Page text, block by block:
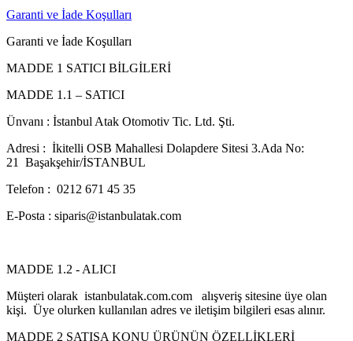
Garanti ve İade Koşulları
Garanti ve İade Koşulları
MADDE 1 SATICI BİLGİLERİ
MADDE 1.1 – SATICI
Ünvanı : İstanbul Atak Otomotiv Tic. Ltd. Şti.
Adresi : İkitelli OSB Mahallesi Dolapdere Sitesi 3.Ada No:
21 Başakşehir/İSTANBUL
Telefon : 0212 671 45 35
E-Posta : siparis@istanbulatak.com
MADDE 1.2 - ALICI
Müşteri olarak istanbulatak.com.com alışveriş sitesine üye olan
kişi. Üye olurken kullanılan adres ve iletişim bilgileri esas alınır.
MADDE 2 SATIŞA KONU ÜRÜNÜN ÖZELLİKLERİ